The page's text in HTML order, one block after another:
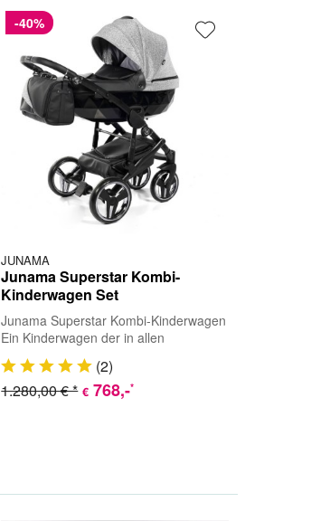
-40%
JUNAMA
Junama Superstar Kombi-
Kinderwagen Set
Junama Superstar Kombi-Kinderwagen
Ein Kinderwagen der in allen
Kategorien überzeugt. Das exklusive
Design besticht...(2)
€ 768,-*
1.280,00 € *